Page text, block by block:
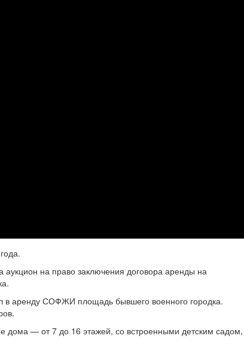
на право заключения договора аренды на
в аренду СОФЖИ площадь бывшего военного городка.
дома — от 7 до 16 этажей, со встроенными детским садом,